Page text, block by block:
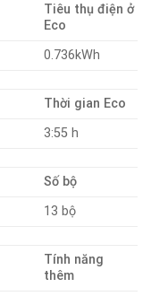
Tiêu thụ điện ở
Eco
0.736kWh
Thời gian Eco
3:55 h
Số bộ
13 bộ
Tính năng
thêm